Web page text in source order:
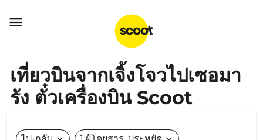

เที่ยวบินจากเจิ้งโจวไปเซอมา
รัง ตั๋วเครื่องบิน Scoot